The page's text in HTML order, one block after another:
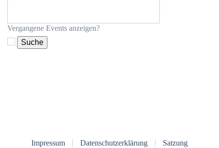
Vergangene Events anzeigen?
Impressum Datenschutzerklärung
Satzung